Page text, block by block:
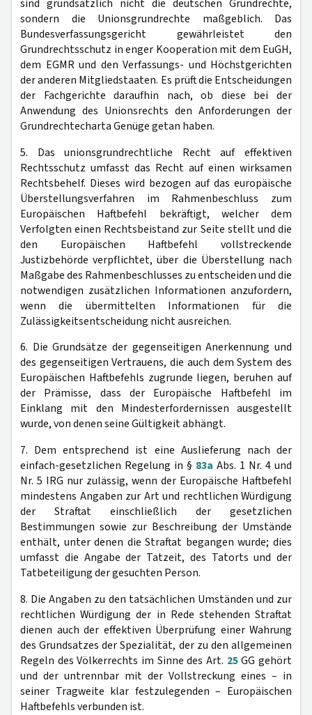
sind grundsätzlich nicht die deutschen Grundrechte,
sondern die Unionsgrundrechte maßgeblich. Das
Bundesverfassungsgericht gewährleistet den
Grundrechtsschutz in enger Kooperation mit dem EuGH,
dem EGMR und den Verfassungs- und Höchstgerichten
der anderen Mitgliedstaaten. Es prüft die Entscheidungen
der Fachgerichte daraufhin nach, ob diese bei der
Anwendung des Unionsrechts den Anforderungen der
Grundrechtecharta Genüge getan haben.
5. Das unionsgrundrechtliche Recht auf effektiven
Rechtsschutz umfasst das Recht auf einen wirksamen
Rechtsbehelf. Dieses wird bezogen auf das europäische
Überstellungsverfahren im Rahmenbeschluss zum
Europäischen Haftbefehl bekräftigt, welcher dem
Verfolgten einen Rechtsbeistand zur Seite stellt und die
den Europäischen Haftbefehl vollstreckende
Justizbehörde verpflichtet, über die Überstellung nach
Maßgabe des Rahmenbeschlusses zu entscheiden und die
notwendigen zusätzlichen Informationen anzufordern,
wenn die übermittelten Informationen für die
Zulässigkeitsentscheidung nicht ausreichen.
6. Die Grundsätze der gegenseitigen Anerkennung und
des gegenseitigen Vertrauens, die auch dem System des
Europäischen Haftbefehls zugrunde liegen, beruhen auf
der Prämisse, dass der Europäische Haftbefehl im
Einklang mit den Mindesterfordernissen ausgestellt
wurde, von denen seine Gültigkeit abhängt.
7. Dem entsprechend ist eine Auslieferung nach der
einfach-gesetzlichen Regelung in § 83a Abs. 1 Nr. 4 und
Nr. 5 IRG nur zulässig, wenn der Europäische Haftbefehl
mindestens Angaben zur Art und rechtlichen Würdigung
der Straftat einschließlich der gesetzlichen
Bestimmungen sowie zur Beschreibung der Umstände
enthält, unter denen die Straftat begangen wurde; dies
umfasst die Angabe der Tatzeit, des Tatorts und der
Tatbeteiligung der gesuchten Person.
8. Die Angaben zu den tatsächlichen Umständen und zur
rechtlichen Würdigung der in Rede stehenden Straftat
dienen auch der effektiven Überprüfung einer Wahrung
des Grundsatzes der Spezialität, der zu den allgemeinen
Regeln des Völkerrechts im Sinne des Art. 25GG gehört
und der untrennbar mit der Vollstreckung eines – in
seiner Tragweite klar festzulegenden – Europäischen
Haftbefehls verbunden ist.